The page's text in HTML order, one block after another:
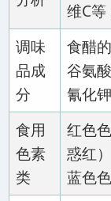
维C等
调味
品成
分
食醋
谷氨
氰化
食用
色素
类
红色
惑红
蓝色